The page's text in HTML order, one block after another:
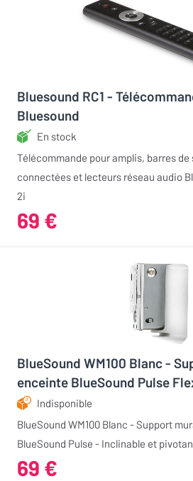
Bluesound RC1 -
Bluesound
En stock
Télécommande pour amplis, barres
connectées et lecteurs réseau audio
2i
69 €
BlueSound WM100 Blanc -
enceinte BlueSound Pulse
Indisponible
BlueSound WM100 Blanc - Support
BlueSound Pulse - Inclinable et
69 €